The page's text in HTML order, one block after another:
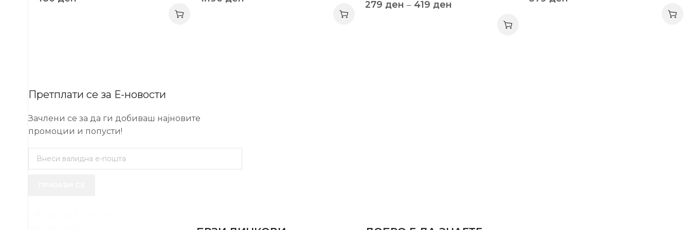
279 ден – 419 ден
Претплати се за Е-новости
Зачлени се за да ги добиваш најновите
промоции и попусти!